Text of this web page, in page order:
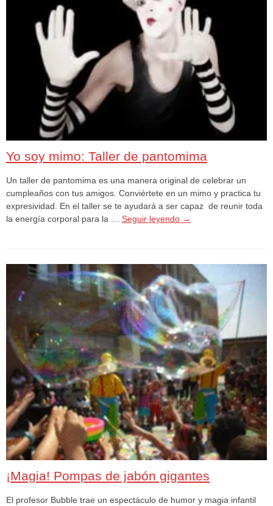
Yo soy mimo: Taller de pantomima
Un taller de pantomima es una manera original de celebrar un
cumpleaños con tus amigos. Conviértete en un mimo y practica tu
expresividad. En el taller se te ayudará a ser capaz de reunir toda
la energía corporal para la … Seguir leyendo →
¡Magia! Pompas de jabón gigantes
El profesor Bubble trae un espectáculo de humor y magia infantil